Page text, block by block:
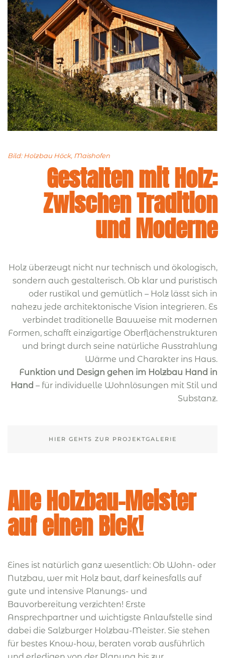
Bild: Holzbau Höck, Maishofen
Gestalten mit Holz:
Zwischen Tradition
und Moderne
Holz überzeugt nicht nur technisch und ökologisch,
sondern auch gestalterisch. Ob klar und puristisch
oder rustikal und gemütlich – Holz lässt sich in
nahezu jede architektonische Vision integrieren. Es
verbindet traditionelle Bauweise mit modernen
Formen, schafft einzigartige Oberflächenstrukturen
und bringt durch seine natürliche Ausstrahlung
Wärme und Charakter ins Haus.
Funktion und Design gehen im Holzbau Hand in
Hand – für individuelle Wohnlösungen mit Stil und
Substanz.
HIER GEHTS ZUR PROJEKTGALERIE
Alle Holzbau-Meister
auf einen Bick!
Eines ist natürlich ganz wesentlich: Ob Wohn- oder
Nutzbau, wer mit Holz baut, darf keinesfalls auf
gute und intensive Planungs- und
Bauvorbereitung verzichten! Erste
Ansprechpartner und wichtigste Anlaufstelle sind
dabei die Salzburger Holzbau-Meister. Sie stehen
für bestes Know-how, beraten vorab ausführlich